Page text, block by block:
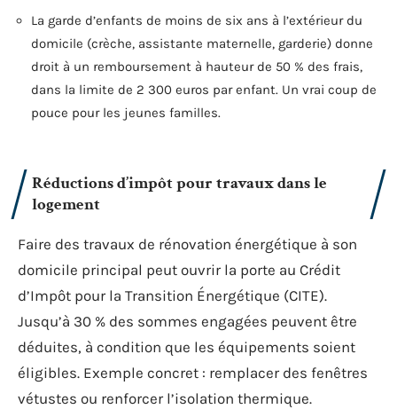
La garde d’enfants de moins de six ans à l’extérieur du
domicile (crèche, assistante maternelle, garderie) donne
droit à un remboursement à hauteur de 50 % des frais,
dans la limite de 2 300 euros par enfant. Un vrai coup de
pouce pour les jeunes familles.
Réductions d’impôt pour travaux dans le
logement
Faire des travaux de rénovation énergétique à son
domicile principal peut ouvrir la porte au Crédit
d’Impôt pour la Transition Énergétique (CITE).
Jusqu’à 30 % des sommes engagées peuvent être
déduites, à condition que les équipements soient
éligibles. Exemple concret : remplacer des fenêtres
vétustes ou renforcer l’isolation thermique.